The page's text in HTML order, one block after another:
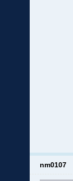
nm0107